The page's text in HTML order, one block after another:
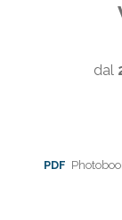
dal
PDF